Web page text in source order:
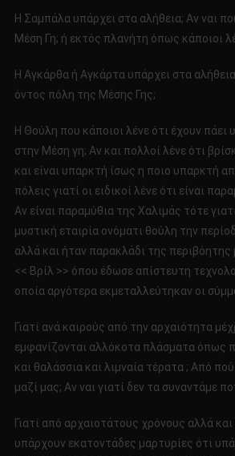
Η Σαμπάλα υπάρχει στα αλήθεια; Αν ναι
Μέση Γη; ή εκτός πλανήτη όπως κάποιοι
Η Αγκάρθα ή Αγκάρτα υπάρχει στα
όντος πόλη της Μέσης Γης;
Η Θούλη που κάποιοι λένε ότι έχουν πάει
στην Μέση γη; Αν και πολλοί λένε ότι
και είναι υπαρκτή ίσως η ποιο υπαρκτή
πόλεις γιατί οι ειδικοί λένε ότι είναι
Αν είναι παραμύθια της Χαλιμάς τότε
μυστική εταιρία ονόματι θούλη την
αλλά και ήταν παρακλάδι της περιβόητης
<< Βρίλ >> όπου έδωσε απίστευτη
οποία αργότερα εκμεταλλεύτηκαν οι
Γιατί ανά καιρούς από την αρχαιότητα
εμφανίζονται αλλόκοτα πλάσματα όπως
και θαλάσσια και λιμναία τέρατα ; Από
μαζί μας; Αν ναι γιατί δεν τα συναντάμε
Γιατί από αρχαιοτάτους χρόνους αλλά
υπάρχουν εκατοντάδες μαρτυρίες ότι